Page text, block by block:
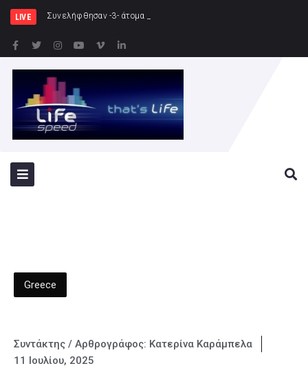
LIVE Συνελήφθησαν -3- άτομα για καλλιέργεια δενδρυλλίω
Greece
Συντάκτης / Αρθρογράφος: Κατερίνα Καράμπελα
11 Ιουλίου, 2025